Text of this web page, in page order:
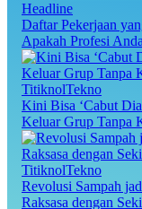
Headline
Daftar Pekerjaan
Apakah Profesi
TitiknolTekno
Kini Bisa ‘Cabut
Keluar Grup Tanpa
TitiknolTekno
Revolusi Sampah
Raksasa dengan